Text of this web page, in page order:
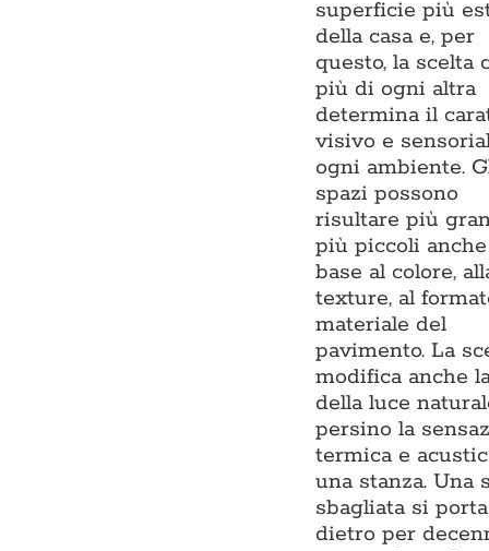
superficie più
della casa e, per
questo, la scelta
più di ogni altra
determina il
visivo e
ogni ambiente.
spazi possono
risultare più
più piccoli
base al colore,
texture, al
materiale del
pavimento. La
modifica anche
della luce
persino la
termica e
una stanza. Una
sbagliata si porta
dietro per